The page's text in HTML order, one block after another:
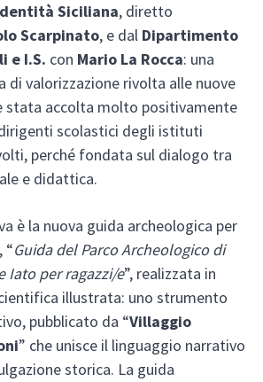
Siciliana, diretto
Scarpinato, e dal Dipartimento
e I.S. con Mario La Rocca: una
di valorizzazione rivolta alle nuove
stata accolta molto positivamente
scolastici degli istituti
perché fondata sul dialogo tra
e didattica.
è la nuova guida archeologica per
“Guida del Parco Archeologico di
Iato per ragazzi/e”, realizzata in
illustrata: uno strumento
pubblicato da “Villaggio
” che unisce il linguaggio narrativo
storica. La guida